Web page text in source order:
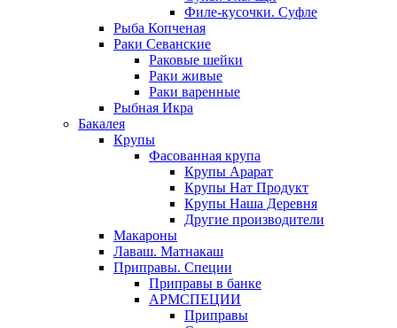
Филе-кусочки. Суфле
Рыба Копченая
Раки Севанские
Раковые шейки
Раки живые
Раки варенные
Рыбная Икра
Бакалея
Крупы
Фасованная крупа
Крупы Арарат
Крупы Нат Продукт
Крупы Наша Деревня
Другие производители
Макароны
Лаваш. Матнакаш
Приправы. Специи
Приправы в банке
АРМСПЕЦИИ
Приправы